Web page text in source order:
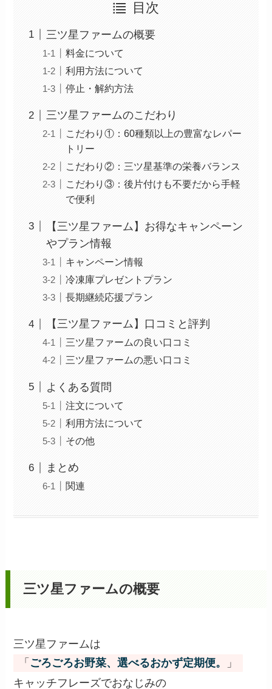
目次
三ツ星ファームの概要
料金について
利用方法について
停止・解約方法
三ツ星ファームのこだわり
こだわり①：60種類以上の豊富なレパー
トリー
こだわり②：三ツ星基準の栄養バランス
こだわり③：後片付けも不要だから手軽
で便利
【三ツ星ファーム】お得なキャンペーン
やプラン情報
キャンペーン情報
冷凍庫プレゼントプラン
長期継続応援プラン
【三ツ星ファーム】口コミと評判
三ツ星ファームの良い口コミ
三ツ星ファームの悪い口コミ
よくある質問
注文について
利用方法について
その他
まとめ
関連
三ツ星ファームの概要
三ツ星ファームは
「 ごろごろお野菜、選べるおかず定期便。
」
キャッチフレーズでおなじみの